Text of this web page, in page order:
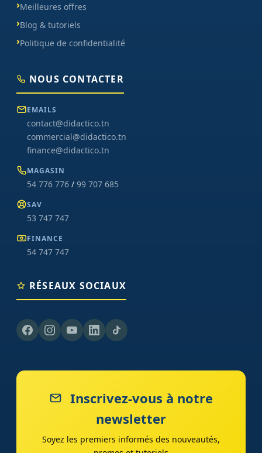
Meilleures offres
Blog & tutoriels
Politique de confidentialité
NOUS CONTACTER
EMAILS
contact@didactico.tn
commercial@didactico.tn
finance@didactico.tn
MAGASIN
54 776 776 / 99 707 685
SAV
53 747 747
FINANCE
54 747 747
RÉSEAUX SOCIAUX
Inscrivez-vous à notre
newsletter
Soyez les premiers informés des nouveautés,